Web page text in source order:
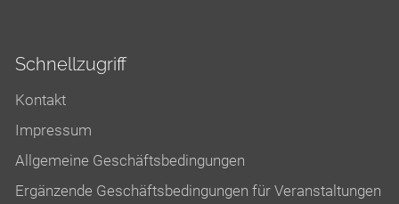
Schnellzugriff
Kontakt
Impressum
Allgemeine Geschäftsbedingungen
Ergänzende Geschäftsbedingungen für Veranstaltungen